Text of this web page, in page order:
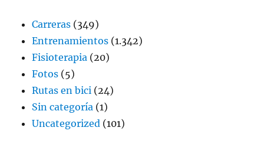
Carreras (349)
Entrenamientos (1.342)
Fisioterapia (20)
Fotos (5)
Rutas en bici (24)
Sin categoría (1)
Uncategorized (101)